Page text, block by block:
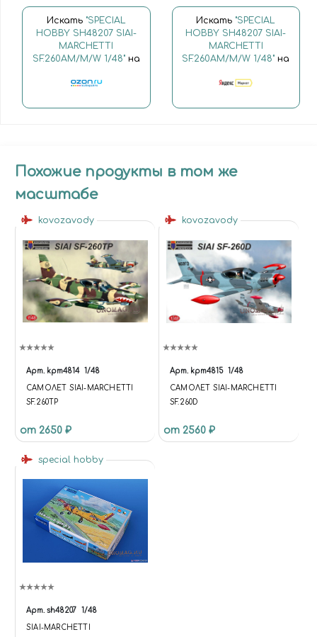
Искать "SPECIAL
HOBBY SH48207 SIAI-
MARCHETTI
SF.260AM/M/W 1/48"на
Искать "SPECIAL
HOBBY SH48207 SIAI-
MARCHETTI
SF.260AM/M/W 1/48" на
Похожие продукты в том же
масштабе
kovozavody
Арт. kpm4814 1/48
САМОЛЕТ SIAI-MARCHETTI
SF.260TP
от 2650 ₽
kovozavody
Арт. kpm4815 1/48
САМОЛЕТ SIAI-MARCHETTI
SF.260D
от 2560 ₽
special hobby
Арт. sh48207 1/48
SIAI-MARCHETTI